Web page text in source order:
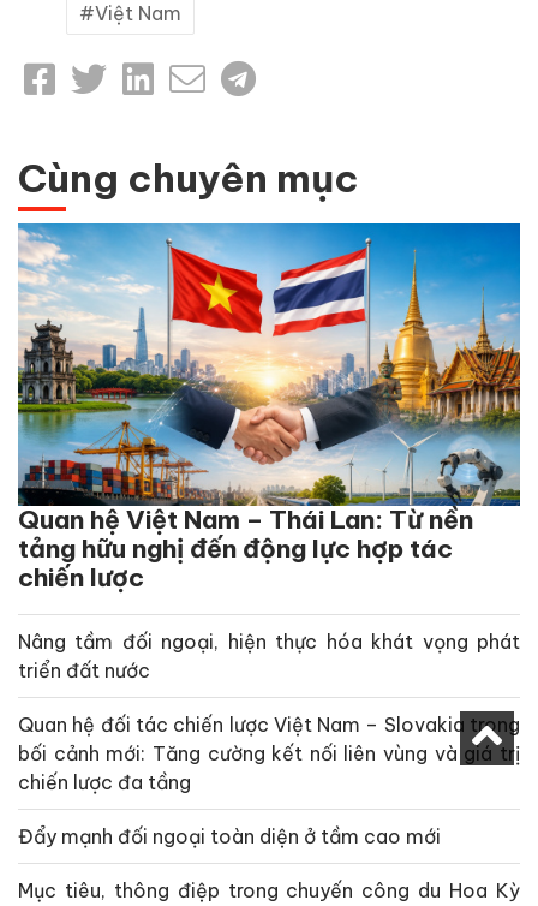
Việt Nam
Cùng chuyên mục
Quan hệ Việt Nam – Thái Lan: Từ nền
tảng hữu nghị đến động lực hợp tác
chiến lược
Nâng tầm đối ngoại, hiện thực hóa khát vọng phát
triển đất nước
Quan hệ đối tác chiến lược Việt Nam – Slovakia trong
bối cảnh mới: Tăng cường kết nối liên vùng và giá trị
chiến lược đa tầng
Đẩy mạnh đối ngoại toàn diện ở tầm cao mới
Mục tiêu, thông điệp trong chuyến công du Hoa Kỳ